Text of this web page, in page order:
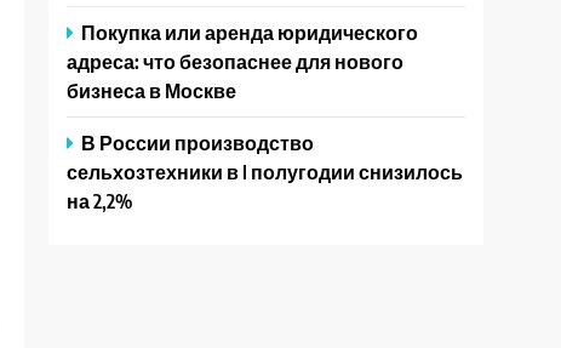
Покупка или аренда юридического
адреса: что безопаснее для нового
бизнеса в Москве
В России производство
сельхозтехники в I полугодии снизилось
на 2,2%